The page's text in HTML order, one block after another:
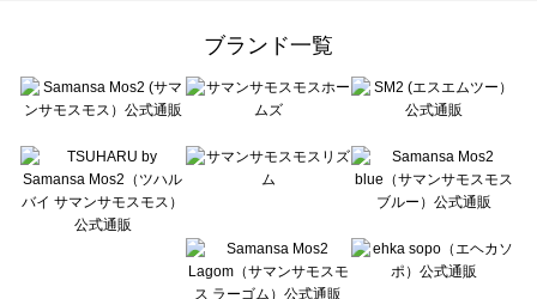
sō4ū（ソウフォーユー）のスーツ一覧
Te chichi（テチチ）のスーツ一覧
Te chichi CLASSIC（テチチ クラシック）のスーツ一覧
Lugnoncure（ルノンキュール）のスーツ一覧
BETTY'S BLUE（べティーズブルー）のスーツ一覧
Wpc.（ワールドパーティー）のスーツ一覧
ブランド一覧